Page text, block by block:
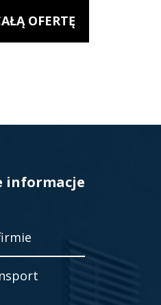
OFERTĘ
informacje